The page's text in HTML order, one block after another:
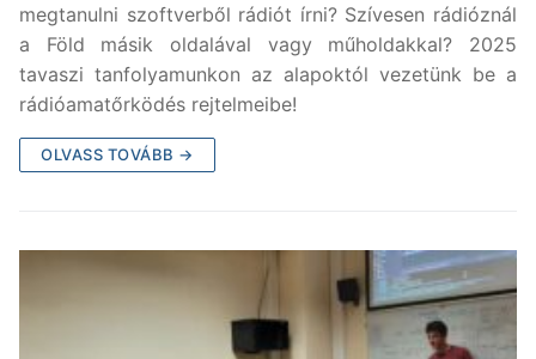
megtanulni szoftverből rádiót írni? Szívesen rádióznál
a Föld másik oldalával vagy műholdakkal? 2025
tavaszi tanfolyamunkon az alapoktól vezetünk be a
rádióamatőrködés rejtelmeibe!
OLVASS TOVÁBB →